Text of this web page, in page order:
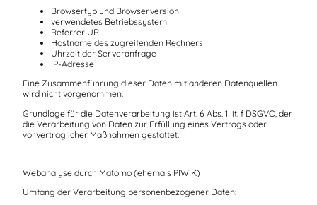
Browsertyp und Browserversion
verwendetes Betriebssystem
Referrer URL
Hostname des zugreifenden Rechners
Uhrzeit der Serveranfrage
IP-Adresse
Eine Zusammenführung dieser Daten mit anderen Datenquellen
wird nicht vorgenommen.
Grundlage für die Datenverarbeitung ist Art. 6 Abs. 1 lit. f DSGVO, der
die Verarbeitung von Daten zur Erfüllung eines Vertrags oder
vorvertraglicher Maßnahmen gestattet.
Webanalyse durch Matomo (ehemals PIWIK)
Umfang der Verarbeitung personenbezogener Daten: